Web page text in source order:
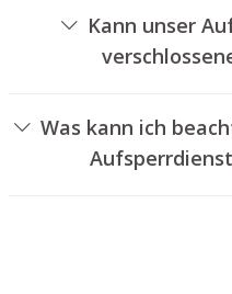
von Schlössern an.
Kann unser Aufsperrdienst auch bei
aufsperren. Dies kann
ohne das Türschloss
jedoch einen neuen
Was kann ich beachten, um einen Einsatz des